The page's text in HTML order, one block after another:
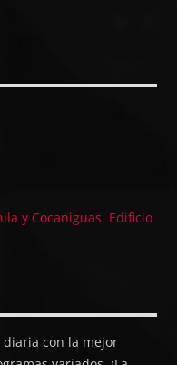
y Cocaniguas. Edificio
diaria con la mejor